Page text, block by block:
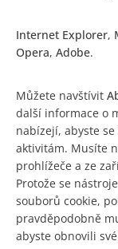
Internet Explorer,
Opera, Adobe.
Můžete navštívit
další informace o
nabízejí, abyste
aktivitám. Musíte
prohlížeče a ze
Protože se
souborů cookie,
pravděpodobně
abyste obnovili